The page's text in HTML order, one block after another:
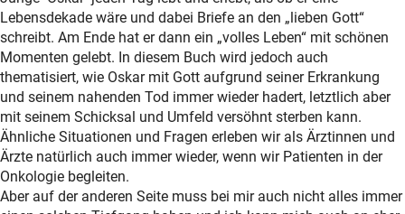
Lebensdekade wäre und dabei Briefe an den „lieben Gott“
schreibt. Am Ende hat er dann ein „volles Leben“ mit schönen
Momenten gelebt. In diesem Buch wird jedoch auch
thematisiert, wie Oskar mit Gott aufgrund seiner Erkrankung
und seinem nahenden Tod immer wieder hadert, letztlich aber
mit seinem Schicksal und Umfeld versöhnt sterben kann.
Ähnliche Situationen und Fragen erleben wir als Ärztinnen und
Ärzte natürlich auch immer wieder, wenn wir Patienten in der
Onkologie begleiten.
Aber auf der anderen Seite muss bei mir auch nicht alles immer